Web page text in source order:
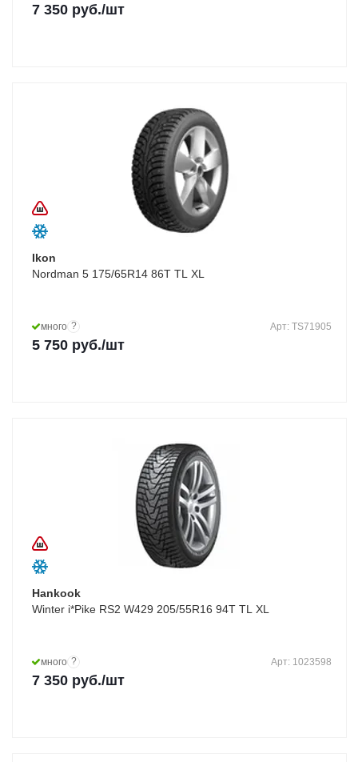
7 350 руб./шт
Ikon
Nordman 5 175/65R14 86T TL XL
много ? Арт: TS71905
5 750 руб./шт
Hankook
Winter i*Pike RS2 W429 205/55R16 94T TL XL
много ? Арт: 1023598
7 350 руб./шт